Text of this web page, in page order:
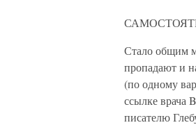
Стало общим
пропадают и
(по одному
ссылке врача
писателю